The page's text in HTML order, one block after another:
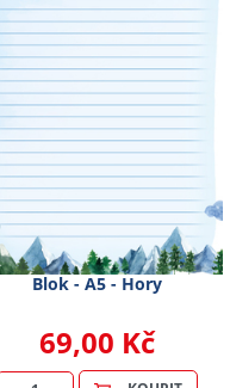
Blok - A5 - Hory
69,00 Kč